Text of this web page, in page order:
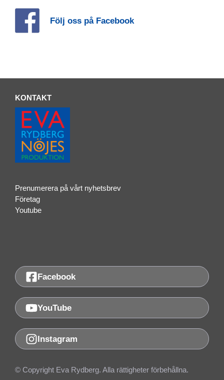
Följ oss på Facebook
KONTAKT
Prenumerera på vårt nyhetsbrev
Företag
Youtube
© Copyright Eva Rydberg. Alla rättigheter förbehållna.
Facebook
YouTube
Instagram